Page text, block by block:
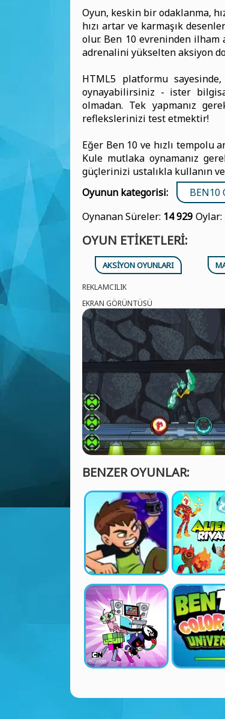
Oyun, keskin bir odaklanma,
hızı artar ve karmaşık
olur. Ben 10 evreninden ilham
adrenalini yükselten aksiyon
HTML5 platformu
oynayabilirsiniz - ister
olmadan. Tek yapmanız
reflekslerinizi test etmektir!
Eğer Ben 10 ve hızlı tempolu
Kule mutlaka oynamanız
güçlerinizi ustalıkla kullanın
Oyunun kategorisi:
BEN10
Oynanan Süreler: 14 929 Oylar:
OYUN ETIKETLERI:
AKSIYON OYUNLARI
REKLAMCILIK
EKRAN GÖRÜNTÜSÜ
BENZER OYUNLAR: